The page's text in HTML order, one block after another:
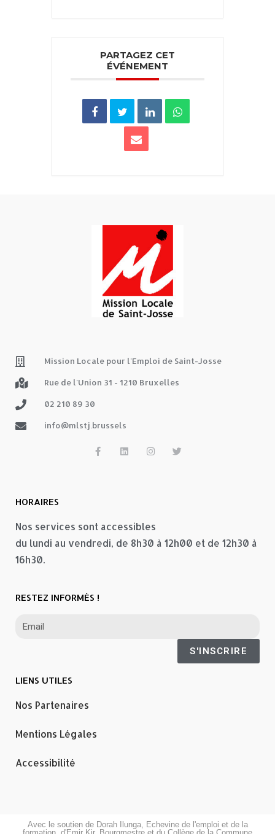
PARTAGEZ CET
ÉVÉNEMENT
Mission Locale pour l'Emploi de Saint-Josse
Rue de l'Union 31 - 1210 Bruxelles
02 210 89 30
info@mlstj.brussels
HORAIRES
Nos services sont accessibles
du lundi au vendredi, de 8h30 à 12h00 et de 12h30 à
16h30.
RESTEZ INFORMÉS !
S'INSCRIRE
LIENS UTILES
Nos Partenaires
Mentions Légales
Accessibilité
Avec le soutien de Dorah Ilunga, Echevine de l'emploi et de la